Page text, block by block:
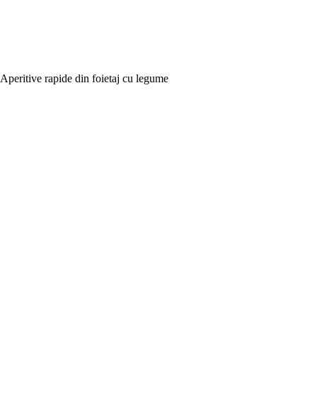
Aperitive rapide din foietaj cu legume